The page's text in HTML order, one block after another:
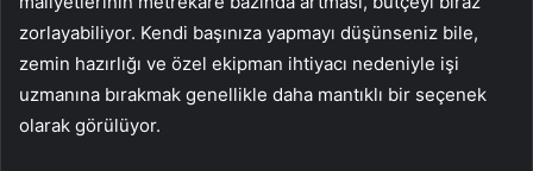
zorlayabiliyor. Kendi başınıza yapmayı düşünseniz bile,
zemin hazırlığı ve özel ekipman ihtiyacı nedeniyle işi
uzmanına bırakmak genellikle daha mantıklı bir seçenek
olarak görülüyor.